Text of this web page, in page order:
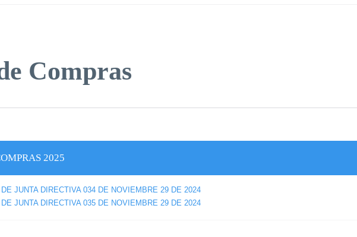
Compras
2025
JUNTA DIRECTIVA 034 DE NOVIEMBRE 29 DE 2024
JUNTA DIRECTIVA 035 DE NOVIEMBRE 29 DE 2024